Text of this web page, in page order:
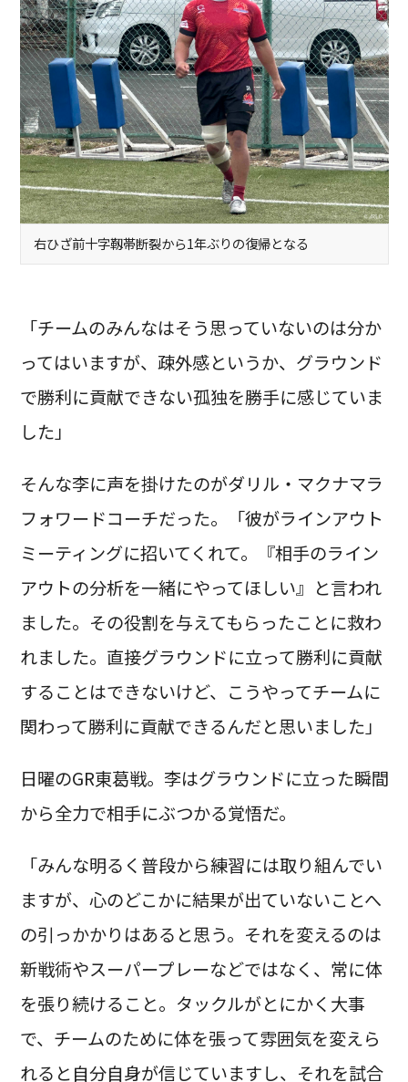
右ひざ前十字靱帯断裂から1年ぶりの復帰となる
「チームのみんなはそう思っていないのは分か
ってはいますが、疎外感というか、グラウンド
で勝利に貢献できない孤独を勝手に感じていま
した」
そんな李に声を掛けたのがダリル・マクナマラ
フォワードコーチだった。「彼がラインアウト
ミーティングに招いてくれて。『相手のライン
アウトの分析を一緒にやってほしい』と言われ
ました。その役割を与えてもらったことに救わ
れました。直接グラウンドに立って勝利に貢献
することはできないけど、こうやってチームに
関わって勝利に貢献できるんだと思いました」
日曜のGR東葛戦。李はグラウンドに立った瞬間
から全力で相手にぶつかる覚悟だ。
「みんな明るく普段から練習には取り組んでい
ますが、心のどこかに結果が出ていないことへ
の引っかかりはあると思う。それを変えるのは
新戦術やスーパープレーなどではなく、常に体
を張り続けること。タックルがとにかく大事
で、チームのために体を張って雰囲気を変えら
れると自分自身が信じていますし、それを試合